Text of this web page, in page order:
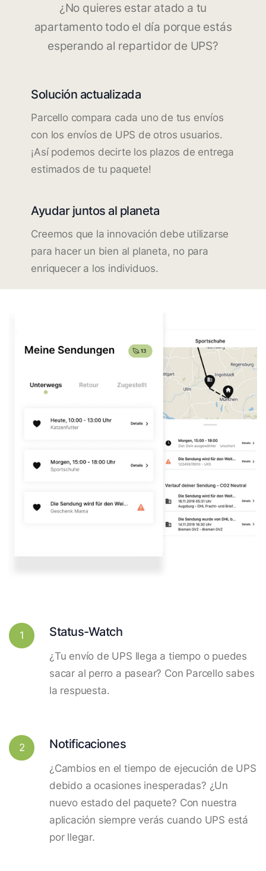
¿No quieres estar atado a tu
apartamento todo el día porque estás
esperando al repartidor de UPS?
Solución actualizada
Parcello compara cada uno de tus envíos
con los envíos de UPS de otros usuarios.
¡Así podemos decirte los plazos de entrega
estimados de tu paquete!
Ayudar juntos al planeta
Creemos que la innovación debe utilizarse
para hacer un bien al planeta, no para
enriquecer a los individuos.
1 Status-Watch
¿Tu envío de UPS llega a tiempo o puedes
sacar al perro a pasear? Con Parcello sabes
la respuesta.
2 Notificaciones
¿Cambios en el tiempo de ejecución de UPS
debido a ocasiones inesperadas? ¿Un
nuevo estado del paquete? Con nuestra
aplicación siempre verás cuando UPS está
por llegar.